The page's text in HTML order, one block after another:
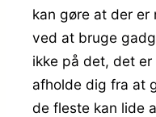
kan gøre at der
ved at bruge
ikke på det, det
afholde dig fra at
de fleste kan lide